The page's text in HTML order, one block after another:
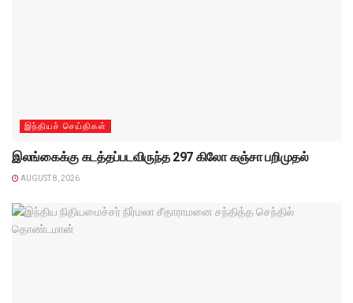
இந்தியச் செய்திகள்
இலங்கைக்கு கடத்தப்படவிருந்த 297 கிலோ கஞ்சா பறிமுதல்
AUGUST 8, 2026